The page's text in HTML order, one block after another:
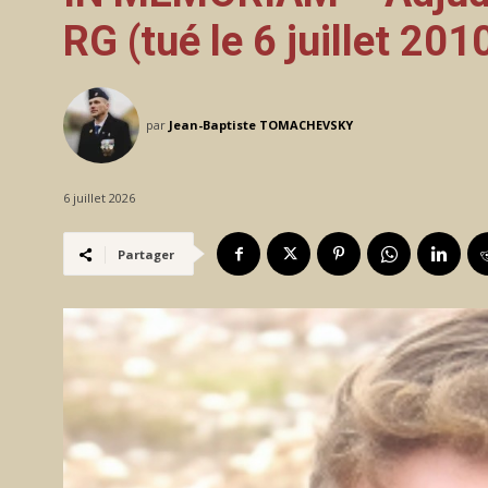
RG (tué le 6 juillet
par Jean-Baptiste TOMACHEVSKY
6 juillet 2026
Partager